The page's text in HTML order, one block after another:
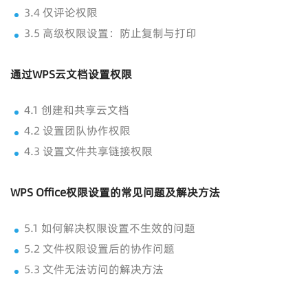
3.4 仅评论权限
3.5 高级权限设置：防止复制与打印
通过WPS云文档设置权限
4.1 创建和共享云文档
4.2 设置团队协作权限
4.3 设置文件共享链接权限
WPS Office权限设置的常见问题及解决方法
5.1 如何解决权限设置不生效的问题
5.2 文件权限设置后的协作问题
5.3 文件无法访问的解决方法